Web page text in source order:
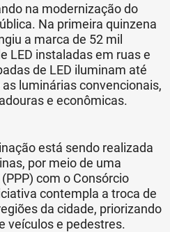
na modernização do
Na primeira quinzena
a marca de 52 mil
LED instaladas em ruas e
de LED iluminam até
luminárias convencionais,
e econômicas.
está sendo realizada
por meio de uma
com o Consórcio
contempla a troca de
da cidade, priorizando
veículos e pedestres.